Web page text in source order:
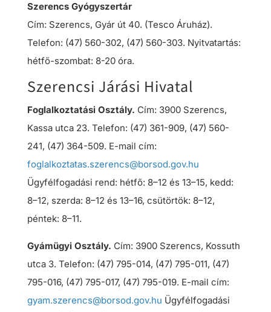
Szerencs Gyógyszertár
Cím: Szerencs, Gyár út 40. (Tesco Áruház).
Telefon: (47) 560-302, (47) 560-303. Nyitvatartás:
hétfő-szombat: 8-20 óra.
Szerencsi Járási Hivatal
Foglalkoztatási Osztály. Cím: 3900 Szerencs,
Kassa utca 23. Telefon: (47) 361-909, (47) 560-
241, (47) 364-509. E-mail cím:
foglalkoztatas.szerencs@borsod.gov.hu
Ügyfélfogadási rend: hétfő: 8–12 és 13–15, kedd:
8–12, szerda: 8–12 és 13–16, csütörtök: 8–12,
péntek: 8–11.
Gyámügyi Osztály. Cím: 3900 Szerencs, Kossuth
utca 3. Telefon: (47) 795-014, (47) 795-011, (47)
795-016, (47) 795-017, (47) 795-019. E-mail cím:
gyam.szerencs@borsod.gov.hu Ügyfélfogadási